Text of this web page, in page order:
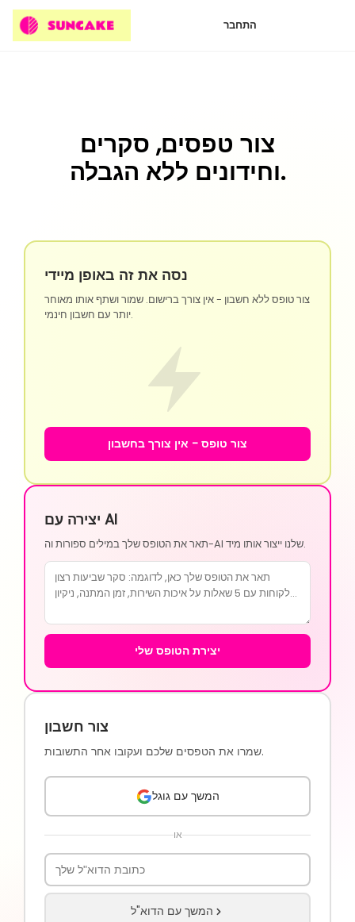
התחבר
צור טפסים, סקרים
וחידונים ללא הגבלה.
נסה את זה באופן מיידי
צור טופס ללא חשבון - אין צורך ברישום. שמור ושתף אותו מאוחר
יותר עם חשבון חינמי.
צור טופס - אין צורך בחשבון
יצירה עם AI
תאר את הטופס שלך במילים ספורות וה-AI שלנו ייצור אותו מיד.
יצירת הטופס שלי
צור חשבון
שמרו את הטפסים שלכם ועקובו אחר התשובות.
המשך עם גוגל
או
המשך עם הדוא"ל